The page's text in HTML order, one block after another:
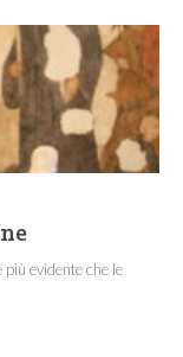
evidente che le